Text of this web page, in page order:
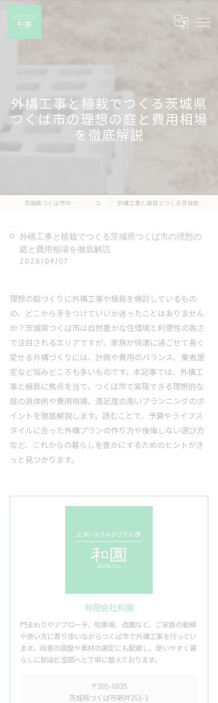
外構工事と植栽でつくる茨城県
つくば市の理想の庭と費用相場
を徹底解説
茨城県つくば市の外構工事なら有限会社和園 コラム 外構工事と植栽でつくる茨城県つくば市の理想の庭と費用相場を徹底解説
外構工事と植栽でつくる茨城県つくば市の理想の
庭と費用相場を徹底解説
2026/04/07
理想の庭づくりに外構工事や植栽を検討しているもの
の、どこから手をつけていいか迷ったことはありません
か？茨城県つくば市は自然豊かな住環境と利便性の高さ
で注目されるエリアですが、家族が快適に過ごせて長く
愛せる外構づくりには、計画や費用のバランス、業者選
定など悩みどころも多いものです。本記事では、外構工
事と植栽に焦点を当て、つくば市で実現できる理想的な
庭の具体例や費用相場、満足度の高いプランニングのポ
イントを徹底解説します。読むことで、予算やライフス
タイルに合った外構プランの作り方や後悔しない選び方
など、これからの暮らしを豊かにするためのヒントがき
っと見つかります。
有限会社和園
門まわりやアプローチ、駐車場、造園など、ご家族の動線
や使い方に寄り添いながらつくば市で外構工事を行ってい
ます。段差の調整や素材の選定にも配慮し、使いやすく暮
らしに馴染む空間へと丁寧に整えております。
〒305-0835
茨城県つくば市新井351-1